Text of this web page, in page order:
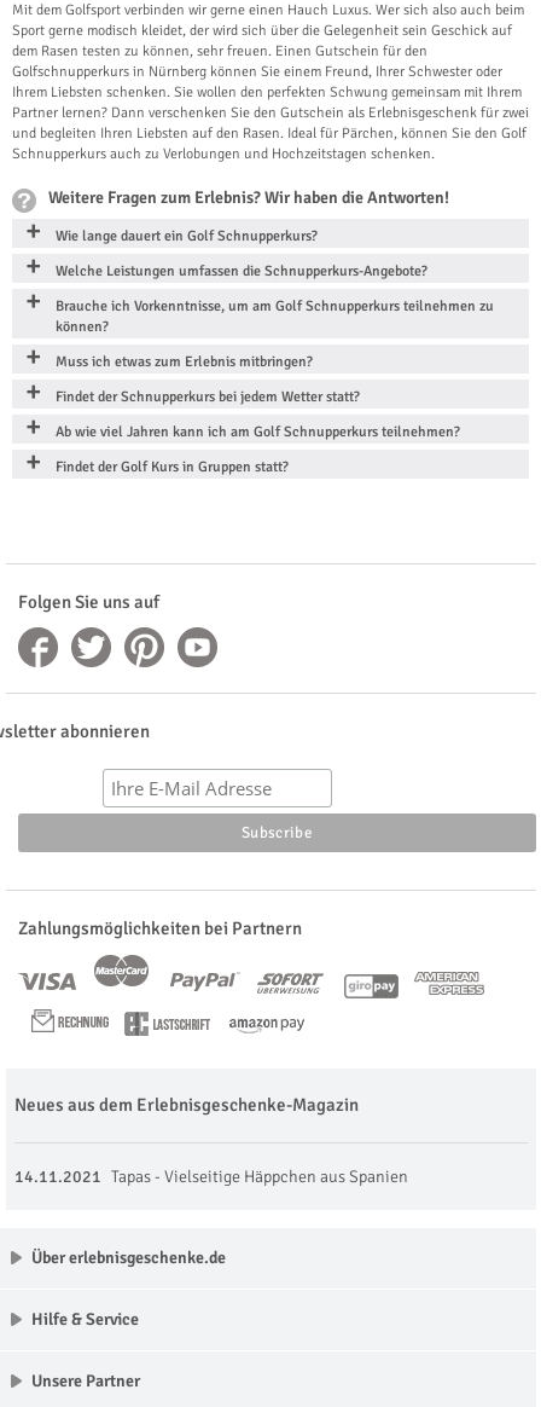
Mit dem Golfsport verbinden wir gerne einen Hauch Luxus. Wer sich also auch beim
Sport gerne modisch kleidet, der wird sich über die Gelegenheit sein Geschick auf
dem Rasen testen zu können, sehr freuen. Einen Gutschein für den
Golfschnupperkurs in Nürnberg können Sie einem Freund, Ihrer Schwester oder
Ihrem Liebsten schenken. Sie wollen den perfekten Schwung gemeinsam mit Ihrem
Partner lernen? Dann verschenken Sie den Gutschein als Erlebnisgeschenk für zwei
und begleiten Ihren Liebsten auf den Rasen. Ideal für Pärchen, können Sie den Golf
Schnupperkurs auch zu Verlobungen und Hochzeitstagen schenken.
Weitere Fragen zum Erlebnis? Wir haben die Antworten!
Wie lange dauert ein Golf Schnupperkurs?
Welche Leistungen umfassen die Schnupperkurs-Angebote?
Brauche ich Vorkenntnisse, um am Golf Schnupperkurs teilnehmen zu
können?
Muss ich etwas zum Erlebnis mitbringen?
Findet der Schnupperkurs bei jedem Wetter statt?
Ab wie viel Jahren kann ich am Golf Schnupperkurs teilnehmen?
Findet der Golf Kurs in Gruppen statt?
Folgen Sie uns auf
abonnieren
Zahlungsmöglichkeiten bei Partnern
Neues aus dem Erlebnisgeschenke-Magazin
14.11.2021 Tapas - Vielseitige Häppchen aus Spanien
Über erlebnisgeschenke.de
Hilfe & Service
Unsere Partner